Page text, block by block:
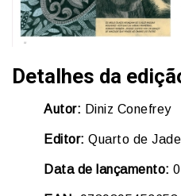
Detalhes da
Autor: Diniz Conefrey
Editor: Quarto de Jade
Data de lançamento: